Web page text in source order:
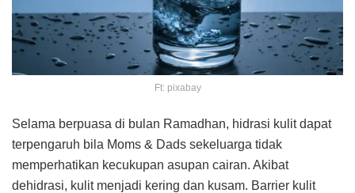
Ft: pixabay
Selama berpuasa di bulan Ramadhan, hidrasi kulit dapat
terpengaruh bila Moms & Dads sekeluarga tidak
memperhatikan kecukupan asupan cairan. Akibat
dehidrasi, kulit menjadi kering dan kusam. Barrier kulit